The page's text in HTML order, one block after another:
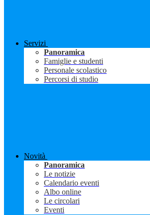
Servizi
Panoramica
Famiglie e studenti
Personale scolastico
Percorsi di studio
Novità
Panoramica
Le notizie
Calendario eventi
Albo online
Le circolari
Eventi